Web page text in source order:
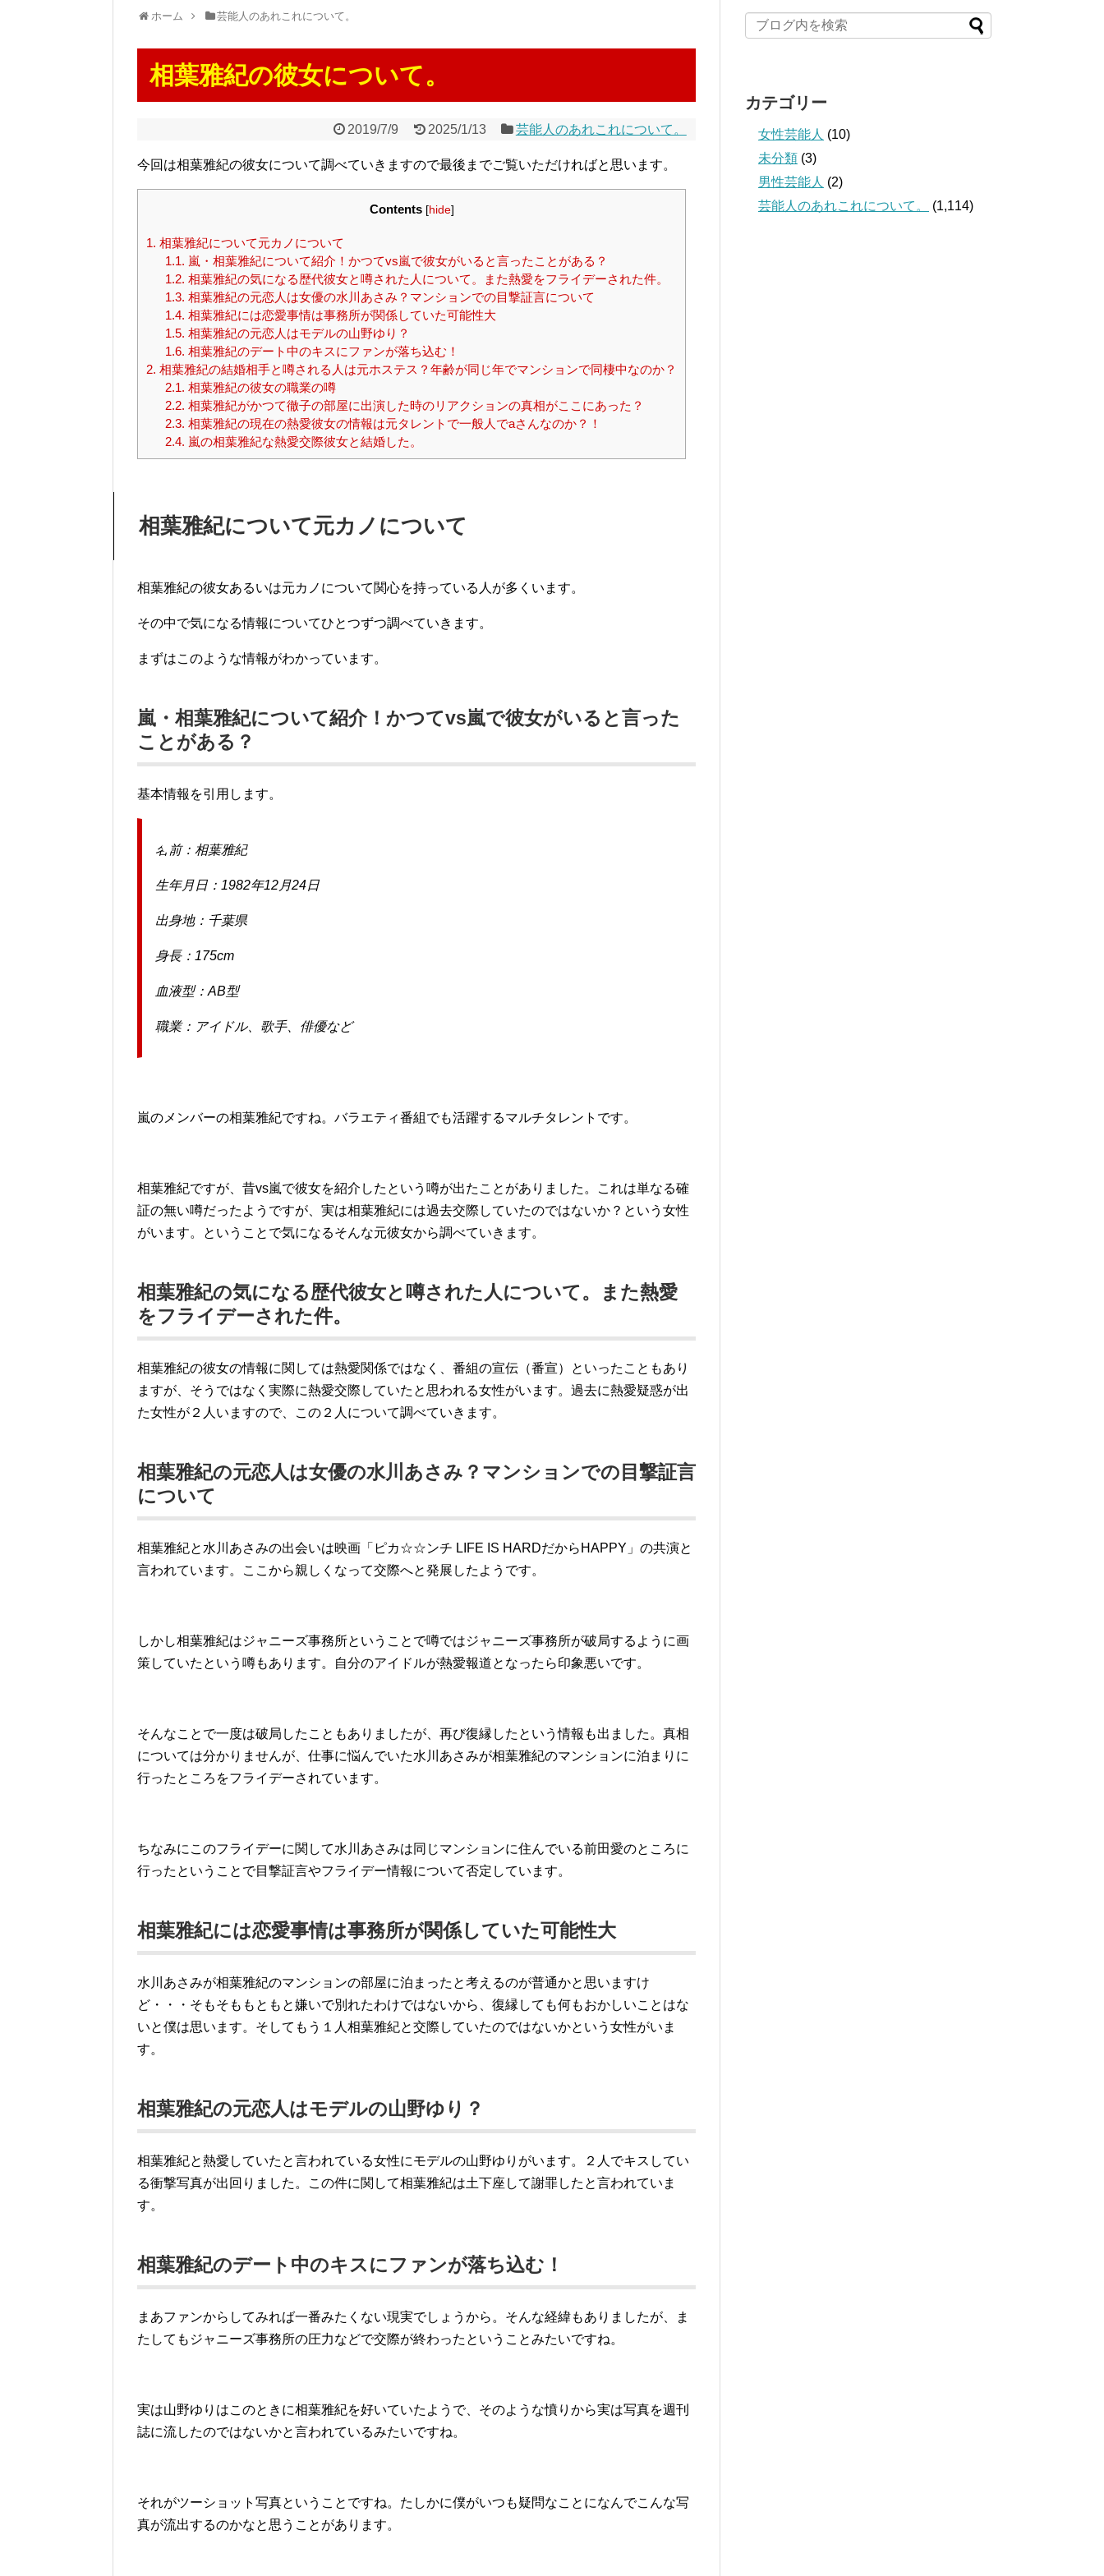
ホーム 芸能人のあれこれについて。
相葉雅紀の彼女について。
2019/7/9 2025/1/13 芸能人のあれこれについて。
今回は相葉雅紀の彼女について調べていきますので最後までご覧いただければと思います。
Contents [hide]
1. 相葉雅紀について元カノについて
1.1. 嵐・相葉雅紀について紹介！かつてvs嵐で彼女がいると言ったことがある？
1.2. 相葉雅紀の気になる歴代彼女と噂された人について。また熱愛をフライデーされた件。
1.3. 相葉雅紀の元恋人は女優の水川あさみ？マンションでの目撃証言について
1.4. 相葉雅紀には恋愛事情は事務所が関係していた可能性大
1.5. 相葉雅紀の元恋人はモデルの山野ゆり？
1.6. 相葉雅紀のデート中のキスにファンが落ち込む！
2. 相葉雅紀の結婚相手と噂される人は元ホステス？年齢が同じ年でマンションで同棲中なのか？
2.1. 相葉雅紀の彼女の職業の噂
2.2. 相葉雅紀がかつて徹子の部屋に出演した時のリアクションの真相がここにあった？
2.3. 相葉雅紀の現在の熱愛彼女の情報は元タレントで一般人でaさんなのか？！
2.4. 嵐の相葉雅紀な熱愛交際彼女と結婚した。
相葉雅紀について元カノについて
相葉雅紀の彼女あるいは元カノについて関心を持っている人が多くいます。
その中で気になる情報についてひとつずつ調べていきます。
まずはこのような情報がわかっています。
嵐・相葉雅紀について紹介！かつてvs嵐で彼女がいると言った
ことがある？
基本情報を引用します。
名前：相葉雅紀
生年月日：1982年12月24日
出身地：千葉県
身長：175cm
血液型：AB型
職業：アイドル、歌手、俳優など
嵐のメンバーの相葉雅紀ですね。バラエティ番組でも活躍するマルチタレントです。
相葉雅紀ですが、昔vs嵐で彼女を紹介したという噂が出たことがありました。これは単なる確
証の無い噂だったようですが、実は相葉雅紀には過去交際していたのではないか？という女性
がいます。ということで気になるそんな元彼女から調べていきます。
相葉雅紀の気になる歴代彼女と噂された人について。また熱愛
をフライデーされた件。
相葉雅紀の彼女の情報に関しては熱愛関係ではなく、番組の宣伝（番宣）といったこともあり
ますが、そうではなく実際に熱愛交際していたと思われる女性がいます。過去に熱愛疑惑が出
た女性が２人いますので、この２人について調べていきます。
相葉雅紀の元恋人は女優の水川あさみ？マンションでの目撃証言
について
相葉雅紀と水川あさみの出会いは映画「ピカ☆☆ンチ LIFE IS HARDだからHAPPY」の共演と
言われています。ここから親しくなって交際へと発展したようです。
しかし相葉雅紀はジャニーズ事務所ということで噂ではジャニーズ事務所が破局するように画
策していたという噂もあります。自分のアイドルが熱愛報道となったら印象悪いです。
そんなことで一度は破局したこともありましたが、再び復縁したという情報も出ました。真相
については分かりませんが、仕事に悩んでいた水川あさみが相葉雅紀のマンションに泊まりに
行ったところをフライデーされています。
ちなみにこのフライデーに関して水川あさみは同じマンションに住んでいる前田愛のところに
行ったということで目撃証言やフライデー情報について否定しています。
相葉雅紀には恋愛事情は事務所が関係していた可能性大
水川あさみが相葉雅紀のマンションの部屋に泊まったと考えるのが普通かと思いますけ
ど・・・そもそももともと嫌いで別れたわけではないから、復縁しても何もおかしいことはな
いと僕は思います。そしてもう１人相葉雅紀と交際していたのではないかという女性がいま
す。
相葉雅紀の元恋人はモデルの山野ゆり？
相葉雅紀と熱愛していたと言われている女性にモデルの山野ゆりがいます。２人でキスしてい
る衝撃写真が出回りました。この件に関して相葉雅紀は土下座して謝罪したと言われていま
す。
相葉雅紀のデート中のキスにファンが落ち込む！
まあファンからしてみれば一番みたくない現実でしょうから。そんな経緯もありましたが、ま
たしてもジャニーズ事務所の圧力などで交際が終わったということみたいですね。
実は山野ゆりはこのときに相葉雅紀を好いていたようで、そのような憤りから実は写真を週刊
誌に流したのではないかと言われているみたいですね。
それがツーショット写真ということですね。たしかに僕がいつも疑問なことになんでこんな写
真が流出するのかなと思うことがあります。
カテゴリー
女性芸能人 (10)
未分類 (3)
男性芸能人 (2)
芸能人のあれこれについて。
(1,114)